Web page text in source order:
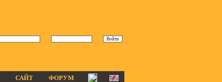
САЙТ ФОРУМ